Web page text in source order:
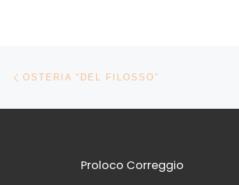
Navigazione articoli
OSTERIA “DEL FILOSSO”
Proloco Correggio